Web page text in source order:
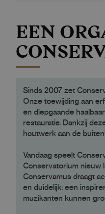
EEN
Sinds 2007 zet
Onze toewijding aan
en diepgaande
restauratie. Dankzij
houtwerk aan de
Vandaag speelt
Conservatorium nieuw
Conservamus draagt
en duidelijk: een
muzikanten kunnen